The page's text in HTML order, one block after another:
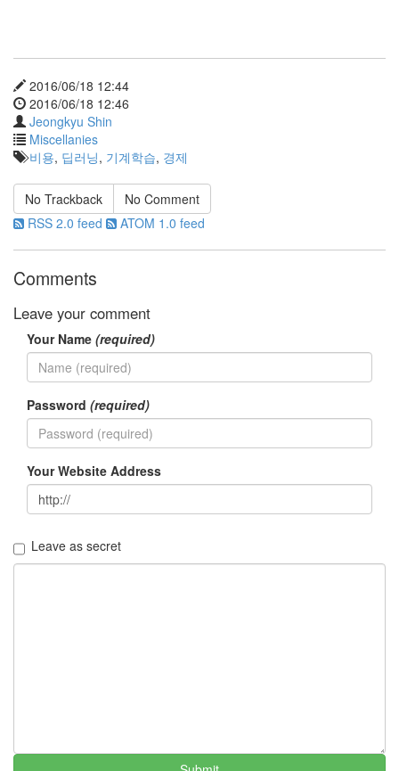
2016/06/18 12:44
2016/06/18 12:46
Jeongkyu Shin
Miscellanies
비용, 딥러닝, 기계학습, 경제
No Trackback
No Comment
RSS 2.0 feed
ATOM 1.0 feed
Comments
Leave your comment
Your Name (required)
Password (required)
Your Website Address
Leave as secret
시
대
와
딥
러
닝
by
Jeongkyu
Shin
비
정
Jeongkyu
Shin
by
Jeongkyu